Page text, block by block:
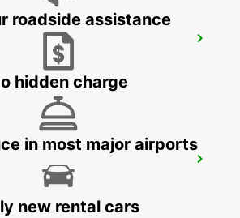
CENTRE
AIRPORT
roadside assistance
hidden charge
in most major airports
new rental cars